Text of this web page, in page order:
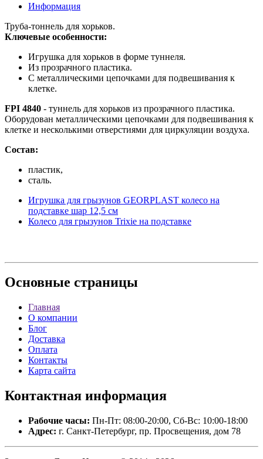
Информация
Труба-тоннель для хорьков.
Ключевые особенности:
Игрушка для хорьков в форме туннеля.
Из прозрачного пластика.
С металлическими цепочками для подвешивания к
клетке.
FPI 4840 - туннель для хорьков из прозрачного пластика.
Оборудован металлическими цепочками для подвешивания к
клетке и несколькими отверстиями для циркуляции воздуха.
Состав:
пластик,
сталь.
Игрушка для грызунов GEORPLAST колесо на
подставке шар 12,5 см
Колесо для грызунов Trixie на подставке
Основные страницы
Главная
О компании
Блог
Доставка
Оплата
Контакты
Карта сайта
Контактная информация
Рабочие часы: Пн-Пт: 08:00-20:00, Сб-Вс: 10:00-18:00
Адрес: г. Санкт-Петербург, пр. Просвещения, дом 78